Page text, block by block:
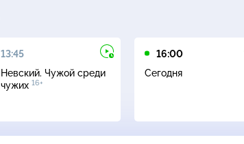
13:45
Невский. Чужой среди
чужих 16+
16:00
Сегодня